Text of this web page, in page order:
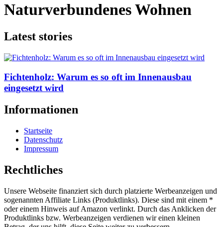
Naturverbundenes Wohnen
Latest stories
Fichtenholz: Warum es so oft im Innenausbau
eingesetzt wird
Informationen
Startseite
Datenschutz
Impressum
Rechtliches
Unsere Webseite finanziert sich durch platzierte Werbeanzeigen und
sogenannten Affiliate Links (Produktlinks). Diese sind mit einem *
oder einem Hinweis auf Amazon verlinkt. Durch das Anklicken der
Produktlinks bzw. Werbeanzeigen verdienen wir einen kleinen